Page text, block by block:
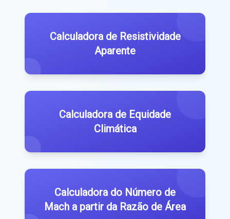
Calculadora de Resistividade
Aparente
Calculadora de Equidade
Climática
Calculadora do Número de
Mach a partir da Razão de Área